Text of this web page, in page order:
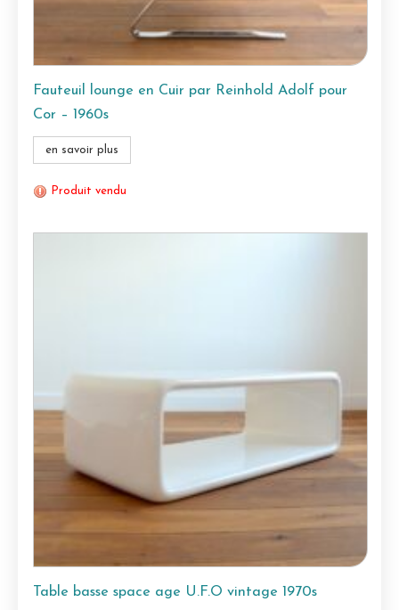
Fauteuil lounge en Cuir par Reinhold Adolf pour
Cor – 1960s
en savoir plus
Produit vendu
Table basse space age U.F.O vintage 1970s